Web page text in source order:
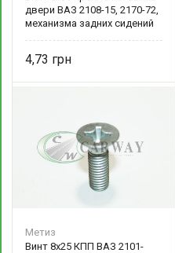
двери ВАЗ 2108-15, 2170-72,
механизма задних сидений
4,73
Метиз
Винт 8х25 КПП ВАЗ 2101-